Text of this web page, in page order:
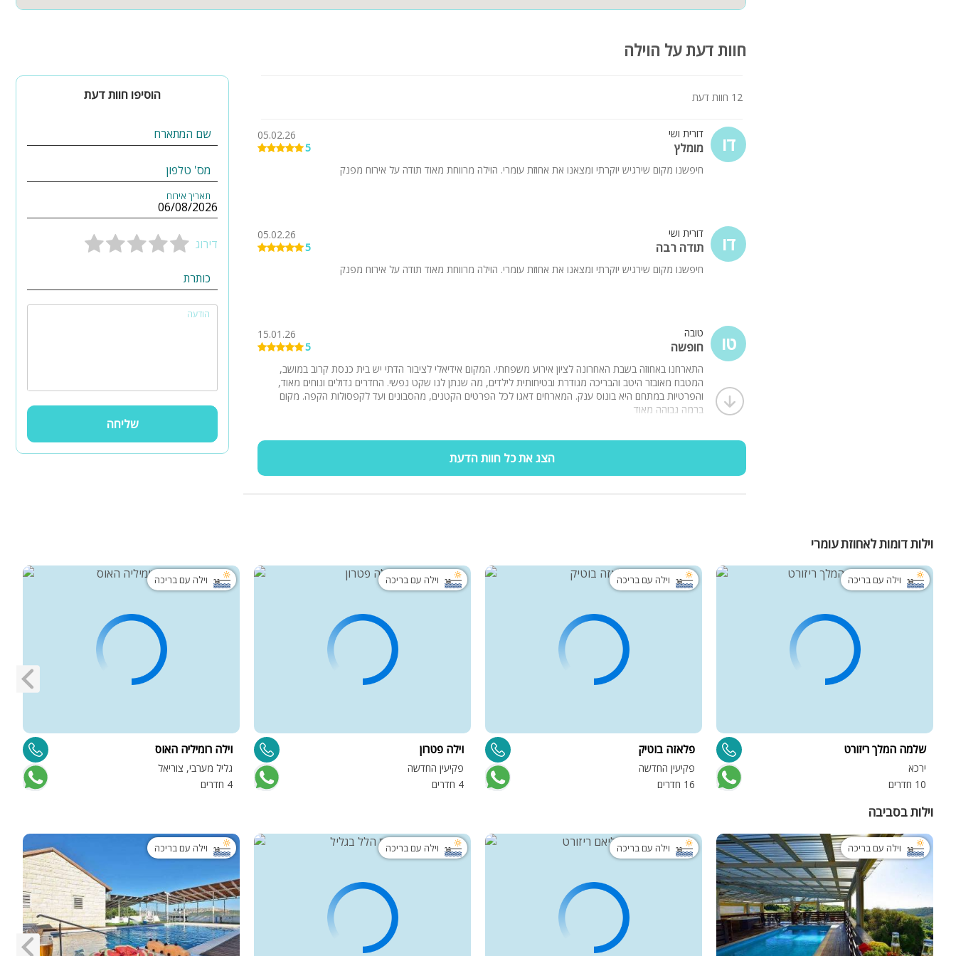
חוות דעת על הוילה
12 חוות דעת
דו דורית ושי
מומלץ
05.02.26
5
חיפשנו מקום שירגיש יוקרתי ומצאנו את אחוזת עומרי. הוילה מרווחת מאוד תודה על אירוח מפנק
דו דורית ושי
תודה רבה
05.02.26
5
חיפשנו מקום שירגיש יוקרתי ומצאנו את אחוזת עומרי. הוילה מרווחת מאוד תודה על אירוח מפנק
טו טובה
חופשה
15.01.26
5
התארחנו באחוזה בשבת האחרונה לציון אירוע משפחתי. המקום אידיאלי לציבור הדתי יש בית כנסת קרוב במושב,
המטבח מאובזר היטב והבריכה מגודרת ובטיחותית לילדים, מה שנתן לנו שקט נפשי. החדרים גדולים ונוחים מאוד,
והפרטיות במתחם היא בונוס ענק. המארחים דאגו לכל הפרטים הקטנים, מהסבונים ועד לקפסולות הקפה. מקום
ברמה גבוהה מאוד
הצג את כל חוות הדעת
הוסיפו חוות דעת
שם המתארח
מס' טלפון
תאריך אירוח
דירוג
כותרת
הודעה
שליחה
וילות דומות לאחוזת עומרי
וילה עם בריכה
שלמה המלך ריזורט
ירכא
10 חדרים
וילה עם בריכה
פלאזה בוטיק
פקיעין החדשה
16 חדרים
וילה עם בריכה
וילה פטרון
פקיעין החדשה
4 חדרים
וילה עם בריכה
וילה רומיליה האוס
גליל מערבי, צוריאל
4 חדרים
וילות בסביבה
וילה עם בריכה וילה עם בריכה וילה עם בריכה וילה עם בריכה